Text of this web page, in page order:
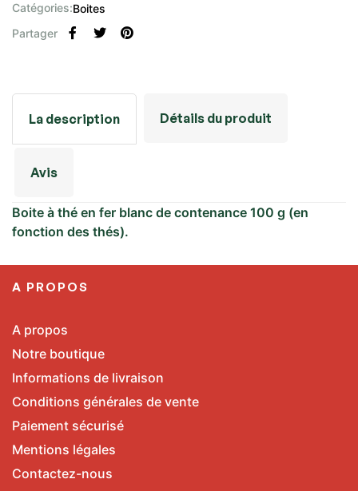
Catégories:Boites
Partager
La description Détails du produit
Avis
Boite à thé en fer blanc de contenance 100 g (en
fonction des thés).
A PROPOS
A propos
Notre boutique
Informations de livraison
Conditions générales de vente
Paiement sécurisé
Mentions légales
Contactez-nous